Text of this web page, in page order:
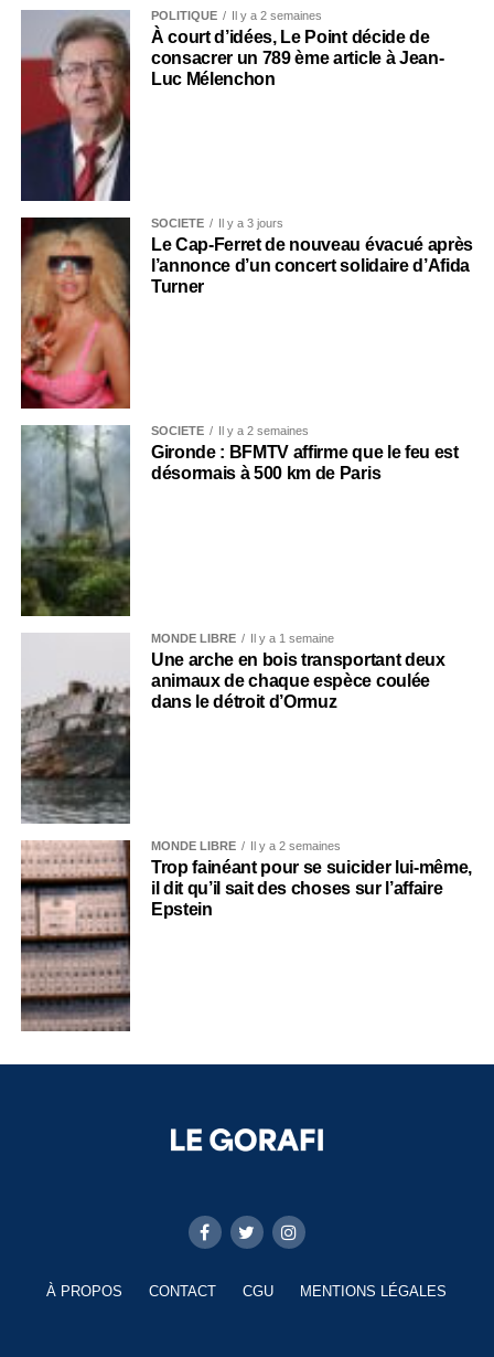
POLITIQUE Il y a 2 semaines
À court d’idées, Le Point décide de
consacrer un 789 ème article à Jean-
Luc Mélenchon
SOCIÉTÉ Il y a 3 jours
Le Cap-Ferret de nouveau évacué après
l’annonce d’un concert solidaire d’Afida
Turner
SOCIÉTÉ Il y a 2 semaines
Gironde : BFMTV affirme que le feu est
désormais à 500 km de Paris
MONDE LIBRE Il y a 1 semaine
Une arche en bois transportant deux
animaux de chaque espèce coulée
dans le détroit d’Ormuz
MONDE LIBRE Il y a 2 semaines
Trop fainéant pour se suicider lui-même,
il dit qu’il sait des choses sur l’affaire
Epstein
À PROPOS CONTACT CGU MENTIONS LÉGALES